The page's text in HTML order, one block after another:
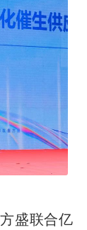
盛联合亿